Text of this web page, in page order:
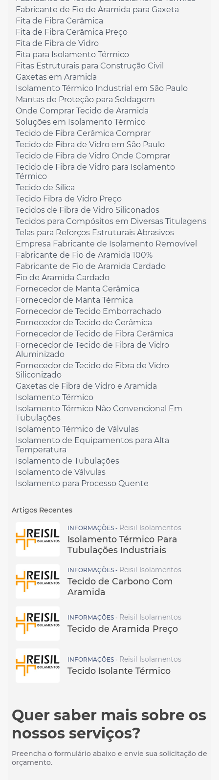
Fabricante de Fio de Aramida para Gaxeta
Fita de Fibra Cerâmica
Fita de Fibra Cerâmica Preço
Fita de Fibra de Vidro
Fita para Isolamento Térmico
Fitas Estruturais para Construção Civil
Gaxetas em Aramida
Isolamento Térmico Industrial em São Paulo
Mantas de Proteção para Soldagem
Onde Comprar Tecido de Aramida
Soluções em Isolamento Térmico
Tecido de Fibra Cerâmica Comprar
Tecido de Fibra de Vidro em São Paulo
Tecido de Fibra de Vidro Onde Comprar
Tecido de Fibra de Vidro para Isolamento
Térmico
Tecido de Sílica
Tecido Fibra de Vidro Preço
Tecidos de Fibra de Vidro Siliconados
Tecidos para Compósitos em Diversas Titulagens
Telas para Reforços Estruturais Abrasivos
Empresa Fabricante de Isolamento Removível
Fabricante de Fio de Aramida 100%
Fabricante de Fio de Aramida Cardado
Fio de Aramida Cardado
Fornecedor de Manta Cerâmica
Fornecedor de Manta Térmica
Fornecedor de Tecido Emborrachado
Fornecedor de Tecido de Cerâmica
Fornecedor de Tecido de Fibra Cerâmica
Fornecedor de Tecido de Fibra de Vidro
Aluminizado
Fornecedor de Tecido de Fibra de Vidro
Siliconizado
Gaxetas de Fibra de Vidro e Aramida
Isolamento Térmico
Isolamento Térmico Não Convencional Em
Tubulações
Isolamento Térmico de Válvulas
Isolamento de Equipamentos para Alta
Temperatura
Isolamento de Tubulações
Isolamento de Válvulas
Isolamento para Processo Quente
Artigos Recentes
INFORMAÇÕES - Reisil Isolamentos
Isolamento Térmico Para
Tubulações Industriais
INFORMAÇÕES - Reisil Isolamentos
Tecido de Carbono Com
Aramida
INFORMAÇÕES - Reisil Isolamentos
Tecido de Aramida Preço
INFORMAÇÕES - Reisil Isolamentos
Tecido Isolante Térmico
Quer saber mais sobre os
nossos serviços?
Preencha o formulário abaixo e envie sua solicitação de
orçamento.